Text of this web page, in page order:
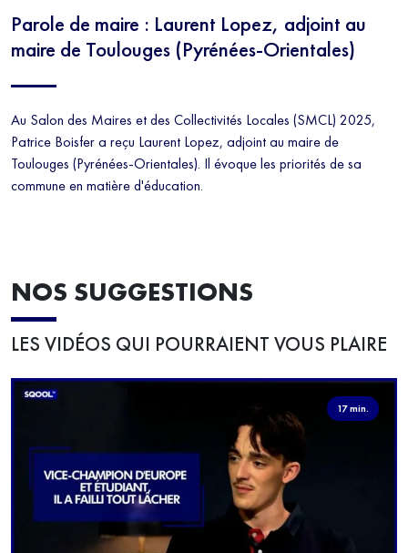
Parole de maire : Laurent Lopez, adjoint au
maire de Toulouges (Pyrénées-Orientales)
Au Salon des Maires et des Collectivités Locales (SMCL) 2025,
Patrice Boisfer a reçu Laurent Lopez, adjoint au maire de
Toulouges (Pyrénées-Orientales). Il évoque les priorités de sa
commune en matière d'éducation.
NOS SUGGESTIONS
LES VIDÉOS QUI POURRAIENT VOUS PLAIRE
17 min.